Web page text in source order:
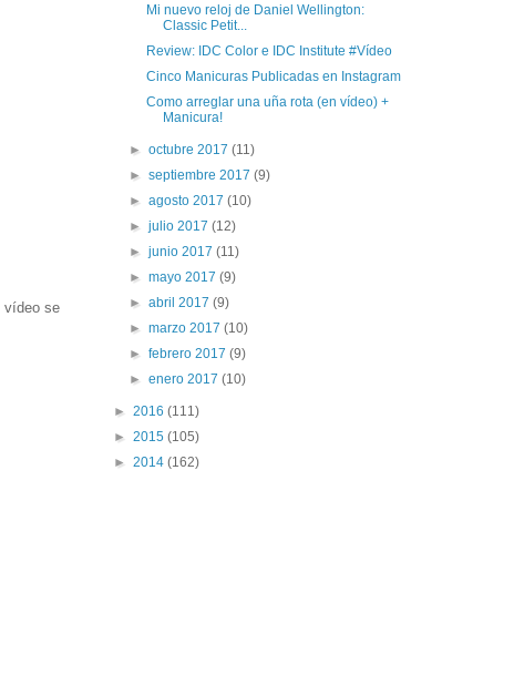
vídeo se
Mi nuevo reloj de Daniel Wellington:
Classic Petit...
Review: IDC Color e IDC Institute #Vídeo
Cinco Manicuras Publicadas en Instagram
Como arreglar una uña rota (en vídeo) +
Manicura!
►octubre 2017(11)
►septiembre 2017(9)
►agosto 2017(10)
►julio 2017(12)
►junio 2017(11)
►mayo 2017(9)
►abril 2017(9)
►marzo 2017(10)
►febrero 2017(9)
►enero 2017(10)
► 2016 (111)
► 2015 (105)
► 2014 (162)